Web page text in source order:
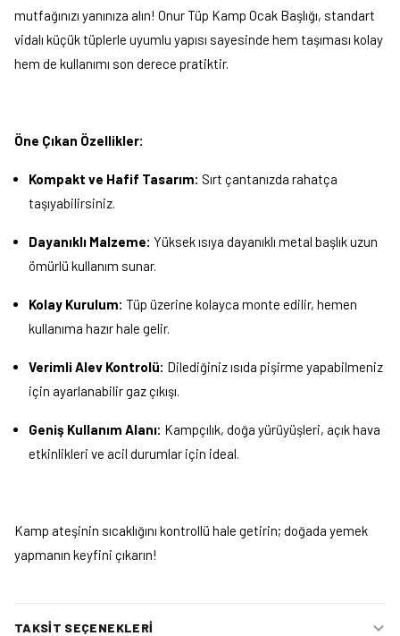
mutfağınızı yanınıza alın! Onur Tüp Kamp Ocak Başlığı, standart
vidalı küçük tüplerle uyumlu yapısı sayesinde hem taşıması kolay
hem de kullanımı son derece pratiktir.
Öne Çıkan Özellikler:
Kompakt ve Hafif Tasarım: Sırt çantanızda rahatça
taşıyabilirsiniz.
Dayanıklı Malzeme: Yüksek ısıya dayanıklı metal başlık uzun
ömürlü kullanım sunar.
Kolay Kurulum: Tüp üzerine kolayca monte edilir, hemen
kullanıma hazır hale gelir.
Verimli Alev Kontrolü: Dilediğiniz ısıda pişirme yapabilmeniz
için ayarlanabilir gaz çıkışı.
Geniş Kullanım Alanı: Kampçılık, doğa yürüyüşleri, açık hava
etkinlikleri ve acil durumlar için ideal.
Kamp ateşinin sıcaklığını kontrollü hale getirin; doğada yemek
yapmanın keyfini çıkarın!
TAKSIT SEÇENEKLERI